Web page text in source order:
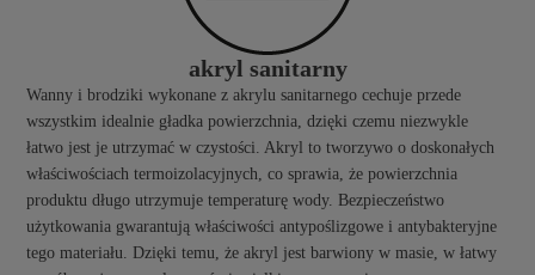
akryl sanitarny
Wanny i brodziki wykonane z akrylu sanitarnego cechuje przede
wszystkim idealnie gładka powierzchnia, dzięki czemu niezwykle
łatwo jest je utrzymać w czystości. Akryl to tworzywo o doskonałych
właściwościach termoizolacyjnych, co sprawia, że powierzchnia
produktu długo utrzymuje temperaturę wody. Bezpieczeństwo
użytkowania gwarantują właściwości antypoślizgowe i antybakteryjne
tego materiału. Dzięki temu, że akryl jest barwiony w masie, w łatwy